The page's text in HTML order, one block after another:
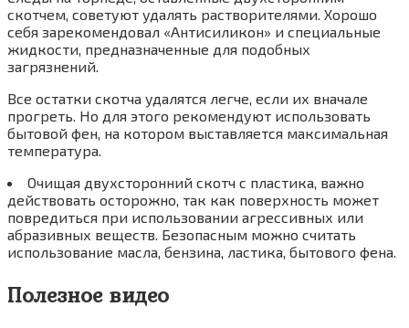
скотчем, советуют удалять растворителями. Хорошо
себя зарекомендовал «Антисиликон» и специальные
жидкости, предназначенные для подобных
загрязнений.
Все остатки скотча удалятся легче, если их вначале
прогреть. Но для этого рекомендуют использовать
бытовой фен, на котором выставляется максимальная
температура.
Очищая двухсторонний скотч с пластика, важно
действовать осторожно, так как поверхность может
повредиться при использовании агрессивных или
абразивных веществ. Безопасным можно считать
использование масла, бензина, ластика, бытового фена.
Полезное видео